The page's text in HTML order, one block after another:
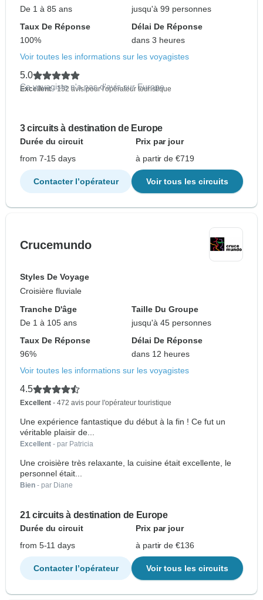
De 1 à 85 ans
jusqu'à 99 personnes
Taux De Réponse
100%
Délai De Réponse
dans 3 heures
Voir toutes les informations sur les voyagistes
5.0
Excellent- 152 avis pour l'opérateur touristique
Ce voyagiste n'a pas d'avis sur Europe
3 circuits à destination de Europe
Durée du circuit
Prix par jour
from 7-15 days
à partir de €719
Contacter l’opérateur Voir tous les circuits
Crucemundo
Styles De Voyage
Croisière fluviale
Tranche D'âge
De 1 à 105 ans
Taille Du Groupe
jusqu'à 45 personnes
Taux De Réponse
96%
Délai De Réponse
dans 12 heures
Voir toutes les informations sur les voyagistes
4.5
Excellent - 472 avis pour l'opérateur touristique
Une expérience fantastique du début à la fin ! Ce fut un
véritable plaisir de...
Excellent - par Patricia
Une croisière très relaxante, la cuisine était excellente, le
personnel était...
Bien - par Diane
21 circuits à destination de Europe
Durée du circuit
Prix par jour
from 5-11 days
à partir de €136
Contacter l’opérateur Voir tous les circuits